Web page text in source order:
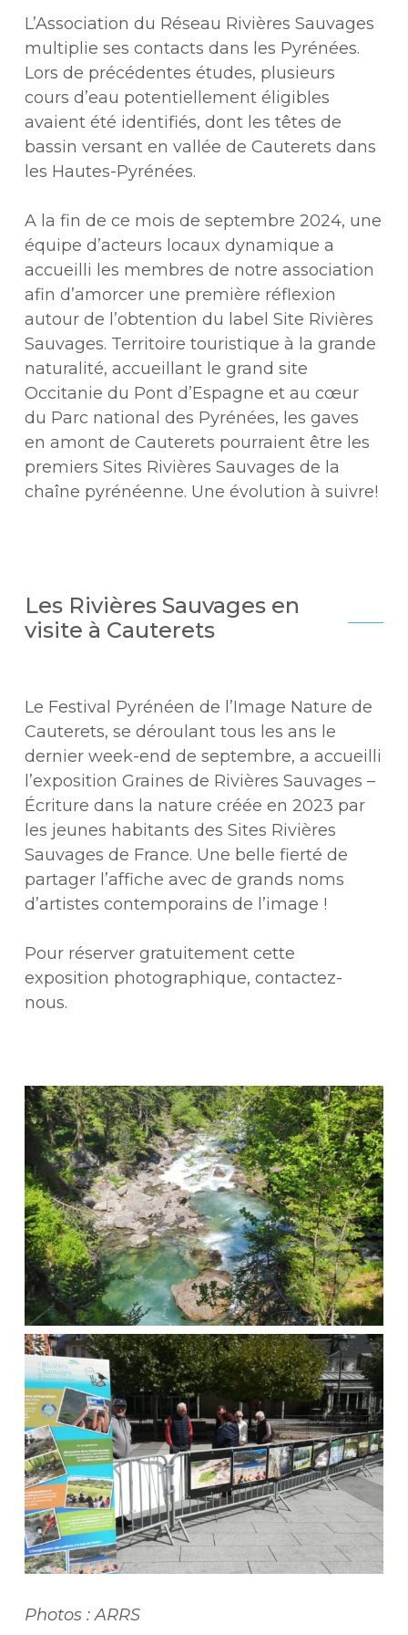
L’Association du Réseau Rivières Sauvages
multiplie ses contacts dans les Pyrénées.
Lors de précédentes études, plusieurs
cours d’eau potentiellement éligibles
avaient été identifiés, dont les têtes de
bassin versant en vallée de Cauterets dans
les Hautes-Pyrénées.
A la fin de ce mois de septembre 2024, une
équipe d’acteurs locaux dynamique a
accueilli les membres de notre association
afin d’amorcer une première réflexion
autour de l’obtention du label Site Rivières
Sauvages. Territoire touristique à la grande
naturalité, accueillant le grand site
Occitanie du Pont d’Espagne et au cœur
du Parc national des Pyrénées, les gaves
en amont de Cauterets pourraient être les
premiers Sites Rivières Sauvages de la
chaîne pyrénéenne. Une évolution à suivre!
Les Rivières Sauvages en
visite à Cauterets
Le Festival Pyrénéen de l’Image Nature de
Cauterets, se déroulant tous les ans le
dernier week-end de septembre, a accueilli
l’exposition Graines de Rivières Sauvages –
Écriture dans la nature créée en 2023 par
les jeunes habitants des Sites Rivières
Sauvages de France. Une belle fierté de
partager l’affiche avec de grands noms
d’artistes contemporains de l’image !
Pour réserver gratuitement cette
exposition photographique, contactez-
nous.
Photos : ARRS